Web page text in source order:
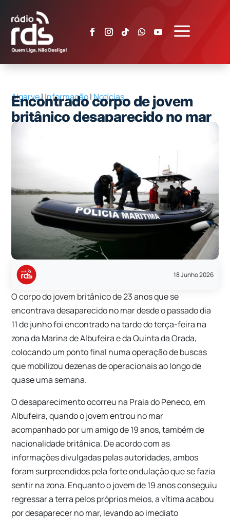
a
Algarve|Informação|Notícias
Encontrado corpo de jovem
britânico desaparecido no mar
em Albufeira
18 Junho 2026
O corpo do jovem britânico de 23 anos que se
encontrava desaparecido no mar desde o passado dia
11 de junho foi encontrado na tarde de terça-feira na
zona da Marina de Albufeira e da Quinta da Orada,
colocando um ponto final numa operação de buscas
que mobilizou dezenas de operacionais ao longo de
quase uma semana.
O desaparecimento ocorreu na Praia do Peneco, em
Albufeira, quando o jovem entrou no mar
acompanhado por um amigo de 19 anos, também de
nacionalidade britânica. De acordo com as
informações divulgadas pelas autoridades, ambos
foram surpreendidos pela forte ondulação que se fazia
sentir na zona. Enquanto o jovem de 19 anos conseguiu
regressar a terra pelos próprios meios, a vítima acabou
por desaparecer no mar, levando ao imediato